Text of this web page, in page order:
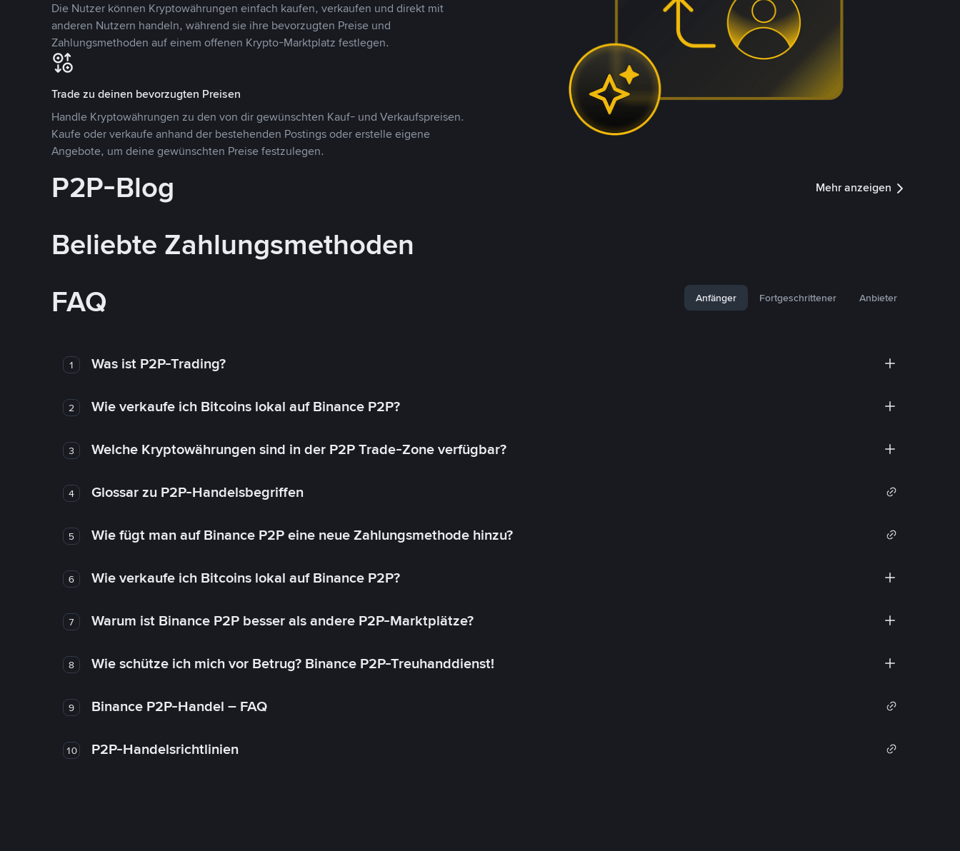
Die Nutzer können Kryptowährungen einfach kaufen, verkaufen und direkt mit
anderen Nutzern handeln, während sie ihre bevorzugten Preise und
Zahlungsmethoden auf einem offenen Krypto-Marktplatz festlegen.
Trade zu deinen bevorzugten Preisen
Handle Kryptowährungen zu den von dir gewünschten Kauf- und Verkaufspreisen.
Kaufe oder verkaufe anhand der bestehenden Postings oder erstelle eigene
Angebote, um deine gewünschten Preise festzulegen.
P2P-Blog Mehr anzeigen
Beliebte Zahlungsmethoden
FAQ
Anfänger Fortgeschrittener Anbieter
1 Was ist P2P-Trading?
2 Wie verkaufe ich Bitcoins lokal auf Binance P2P?
3 Welche Kryptowährungen sind in der P2P Trade-Zone verfügbar?
4 Glossar zu P2P-Handelsbegriffen
5 Wie fügt man auf Binance P2P eine neue Zahlungsmethode hinzu?
6 Wie verkaufe ich Bitcoins lokal auf Binance P2P?
7 Warum ist Binance P2P besser als andere P2P-Marktplätze?
8 Wie schütze ich mich vor Betrug? Binance P2P-Treuhanddienst!
9 Binance P2P-Handel – FAQ
10 P2P-Handelsrichtlinien